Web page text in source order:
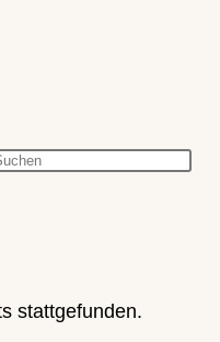
stattgefunden.